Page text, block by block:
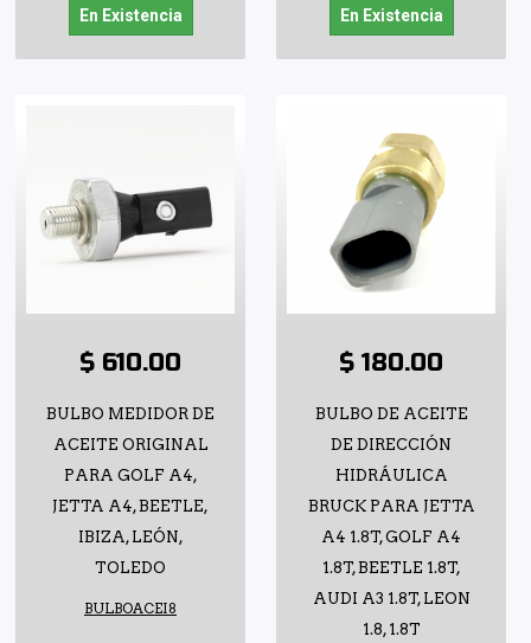
En Existencia En Existencia
$ 610.00
BULBO MEDIDOR DE
ACEITE ORIGINAL
PARA GOLF A4,
JETTA A4, BEETLE,
IBIZA, LEÓN,
TOLEDO
BULBOACEI8
$ 180.00
BULBO DE ACEITE
DE DIRECCIÓN
HIDRÁULICA
BRUCK PARA JETTA
A4 1.8T, GOLF A4
1.8T, BEETLE 1.8T,
AUDI A3 1.8T, LEON
1.8, 1.8T